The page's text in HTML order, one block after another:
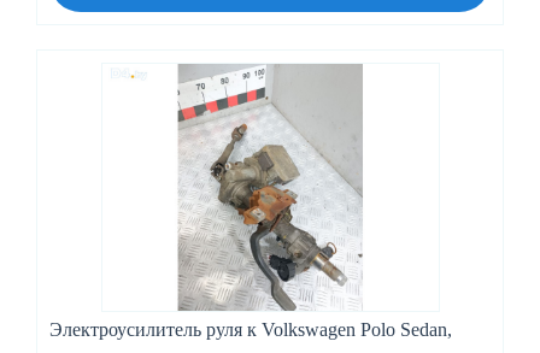
Электроусилитель руля к Volkswagen Polo Sedan,